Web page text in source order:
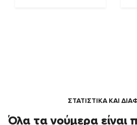
ΣΤΑΤΙΣΤΙΚΑ ΚΑΙ
Όλα τα νούμερα είναι